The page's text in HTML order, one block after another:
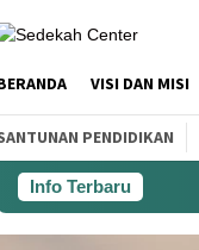
VISI DAN MISI
PENDIDIKAN
Info Terbaru